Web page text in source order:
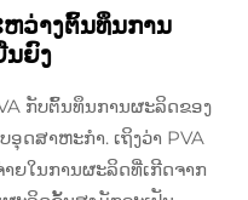
ວ່າງຕົ້ນທຶນການ
ຍົງ
ກັບຕົ້ນທຶນການຜະລິດຂອງ
ດສາຫະກຳ. ເຖິງວ່າ PVA
ຍໃນການຜະລິດທີ່ເກີດຈາກ